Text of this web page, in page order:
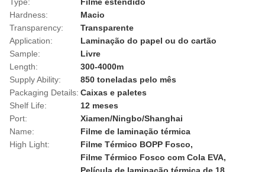
Hardness:
Macio
Transparency:
Transparente
Application:
Laminação do papel ou do cartão
Sample:
Livre
Length:
300-4000m
Supply Ability:
850 toneladas pelo mês
Packaging Details: Caixas e paletes
Shelf Life:
12 meses
Port:
Xiamen/Ningbo/Shanghai
Name:
Filme de laminação térmica
High Light:
Filme Térmico BOPP Fosco,
Filme Térmico Fosco com Cola EVA,